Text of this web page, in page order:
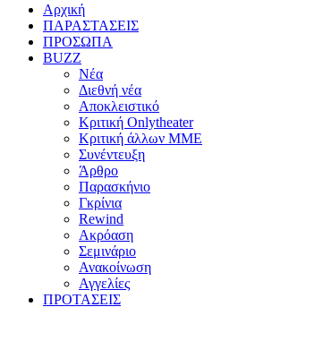
Αρχική
ΠΑΡΑΣΤΑΣΕΙΣ
ΠΡΟΣΩΠΑ
BUZZ
Νέα
Διεθνή νέα
Αποκλειστικό
Κριτική Onlytheater
Κριτική άλλων ΜΜΕ
Συνέντευξη
Άρθρο
Παρασκήνιο
Γκρίνια
Rewind
Ακρόαση
Σεμινάριο
Ανακοίνωση
Αγγελίες
ΠΡΟΤΑΣΕΙΣ